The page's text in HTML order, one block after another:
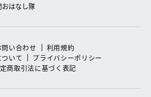
はなし隊
問い合わせ
利用規約
いて
プライバシーポリシー
商取引法に基づく表記